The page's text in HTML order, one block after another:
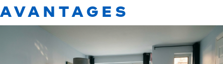
AVANTAGES